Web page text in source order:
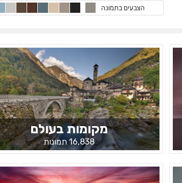
הצבעים בתמונה
מקומות בעולם
16,838 תמונות